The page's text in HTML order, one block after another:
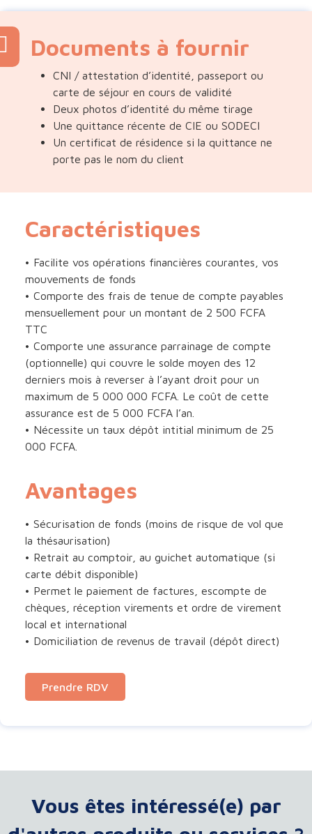
Documents à fournir
CNI / attestation d’identité, passeport ou
carte de séjour en cours de validité
Deux photos d’identité du même tirage
Une quittance récente de CIE ou SODECI
Un certificat de résidence si la quittance ne
porte pas le nom du client
Caractéristiques
• Facilite vos opérations financières courantes, vos
mouvements de fonds
• Comporte des frais de tenue de compte payables
mensuellement pour un montant de 2 500 FCFA
TTC
• Comporte une assurance parrainage de compte
(optionnelle) qui couvre le solde moyen des 12
derniers mois à reverser à l’ayant droit pour un
maximum de 5 000 000 FCFA. Le coût de cette
assurance est de 5 000 FCFA l’an.
• Nécessite un taux dépôt intitial minimum de 25
000 FCFA.
Avantages
• Sécurisation de fonds (moins de risque de vol que
la thésaurisation)
• Retrait au comptoir, au guichet automatique (si
carte débit disponible)
• Permet le paiement de factures, escompte de
chèques, réception virements et ordre de virement
local et international
• Domiciliation de revenus de travail (dépôt direct)
Prendre RDV
Vous êtes intéressé(e) par